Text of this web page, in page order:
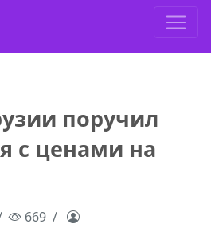
поручил
с ценами на
669